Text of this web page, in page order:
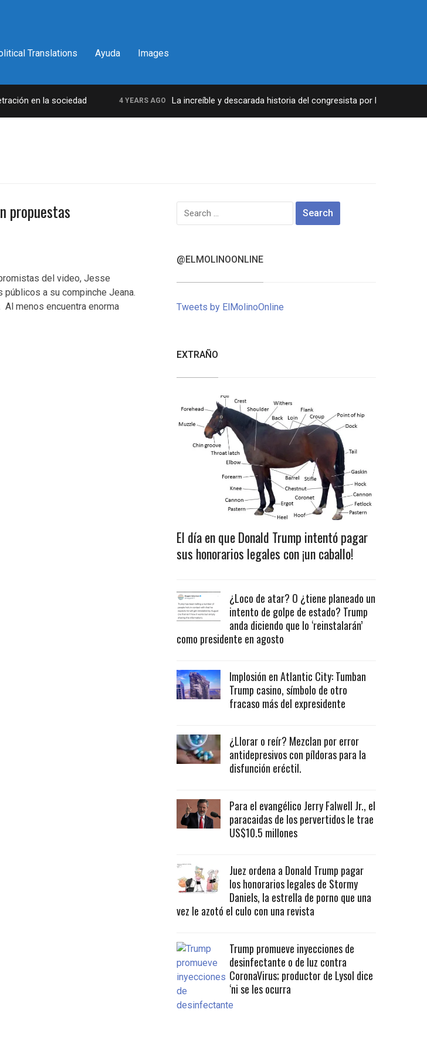
Translations Ayuda Images
en la sociedad 4 YEARS AGO La increíble y descarada historia del congresista por NY George
propuestas
del video, Jesse
a su compinche Jeana.
menos encuentra enorma
Search
for:
@ELMOLINOONLINE
Tweets by ElMolinoOnline
EXTRAÑO
El día en que Donald Trump intentó pagar
sus honorarios legales con ¡un caballo!
¿Loco de atar? O ¿tiene planeado un
intento de golpe de estado? Trump
anda diciendo que lo ‘reinstalarán’
como presidente en agosto
Implosión en Atlantic City: Tumban
Trump casino, símbolo de otro
fracaso más del expresidente
¿Llorar o reír? Mezclan por error
antidepresivos con píldoras para la
disfunción eréctil.
Para el evangélico Jerry Falwell Jr., el
paracaidas de los pervertidos le trae
US$10.5 millones
Juez ordena a Donald Trump pagar
los honorarios legales de Stormy
Daniels, la estrella de porno que una
vez le azotó el culo con una revista
Trump promueve inyecciones de
desinfectante o de luz contra
CoronaVirus; productor de Lysol dice
‘ni se les ocurra